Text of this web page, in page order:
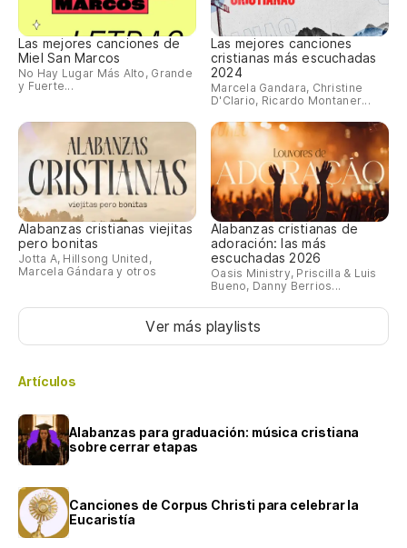
Las mejores canciones de
Miel San Marcos
No Hay Lugar Más Alto, Grande
y Fuerte...
Las mejores canciones
cristianas más escuchadas
2024
Marcela Gandara, Christine
D'Clario, Ricardo Montaner...
Alabanzas cristianas viejitas
pero bonitas
Jotta A, Hillsong United,
Marcela Gándara y otros
Alabanzas cristianas de
adoración: las más
escuchadas 2026
Oasis Ministry, Priscilla & Luis
Bueno, Danny Berrios...
Ver más playlists
Artículos
Alabanzas para graduación: música cristiana
sobre cerrar etapas
Canciones de Corpus Christi para celebrar la
Eucaristía